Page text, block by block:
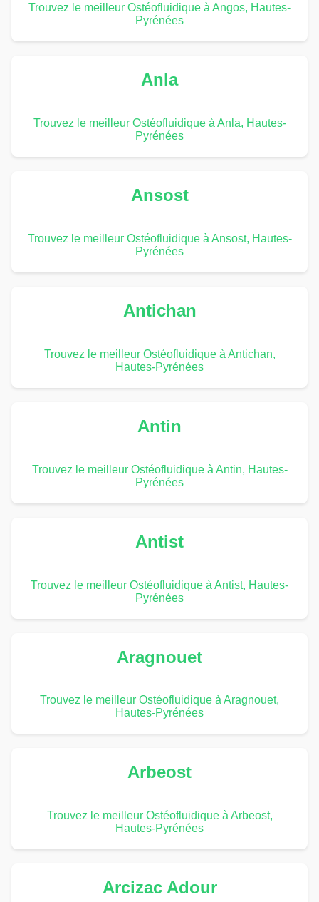
Trouvez le meilleur Ostéofluidique à Angos, Hautes-
Pyrénées
Anla
Trouvez le meilleur Ostéofluidique à Anla, Hautes-
Pyrénées
Ansost
Trouvez le meilleur Ostéofluidique à Ansost, Hautes-
Pyrénées
Antichan
Trouvez le meilleur Ostéofluidique à Antichan,
Hautes-Pyrénées
Antin
Trouvez le meilleur Ostéofluidique à Antin, Hautes-
Pyrénées
Antist
Trouvez le meilleur Ostéofluidique à Antist, Hautes-
Pyrénées
Aragnouet
Trouvez le meilleur Ostéofluidique à Aragnouet,
Hautes-Pyrénées
Arbeost
Trouvez le meilleur Ostéofluidique à Arbeost,
Hautes-Pyrénées
Arcizac Adour